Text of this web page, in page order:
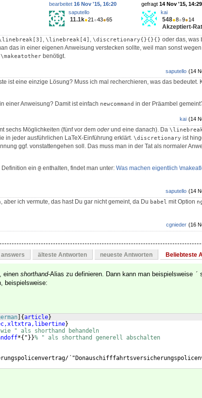
gefragt 14 Nov '15, 14:29
kai
548●8●9●14
Akzeptiert-
bearbeitet 16 Nov '15, 16:20
saputello
11.1k●21 ●43●65
, \linebreak[4] , \discretionary{}{}{} oder das, was
das in einer eigenen Anweisung verstecken sollte, weil man sonst
\makeatother benötigt.
(14
saputello
ist eine einzige Lösung? Muss ich mal recherchieren, was das bedeutet.
in einer Anweisung? Damit ist einfach newcommand in der Präambel
(14
kai
sechs Möglichkeiten (fünf vor dem oderund eine danach). Da
in jeder ausführlichen LaTeX-Einführung erklärt. \discretionary ist
ggf. vonstattengehen soll. Das muss man in der Tat als normaler
ein @ enthalten, findet man unter: Was machen eigentlich
(14
saputello
, aber ich vermute, das hast Du gar nicht gemeint, da Du babel mit Option
(16
cgnieder
älteste Antworten neueste Antworten Beliebteste
einen shorthand-Alias zu definieren. Dann kann man beispielsweise ´
beispielsweise:
{article}
}
wie " als shorthand behandeln
*{ " }}% " als shorthand generell abschalten